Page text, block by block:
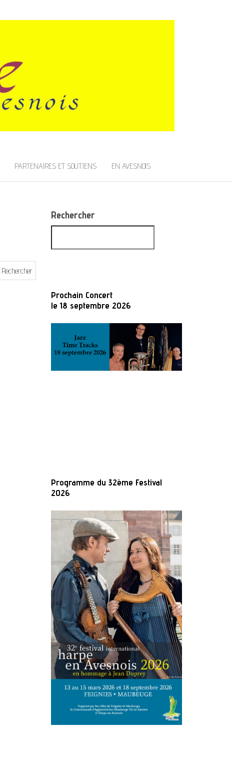
PARTENAIRES ET SOUTIENS EN AVESNOIS
Rechercher
Prochain Concert
le 18 septembre 2026
Programme du 32ème Festival
2026